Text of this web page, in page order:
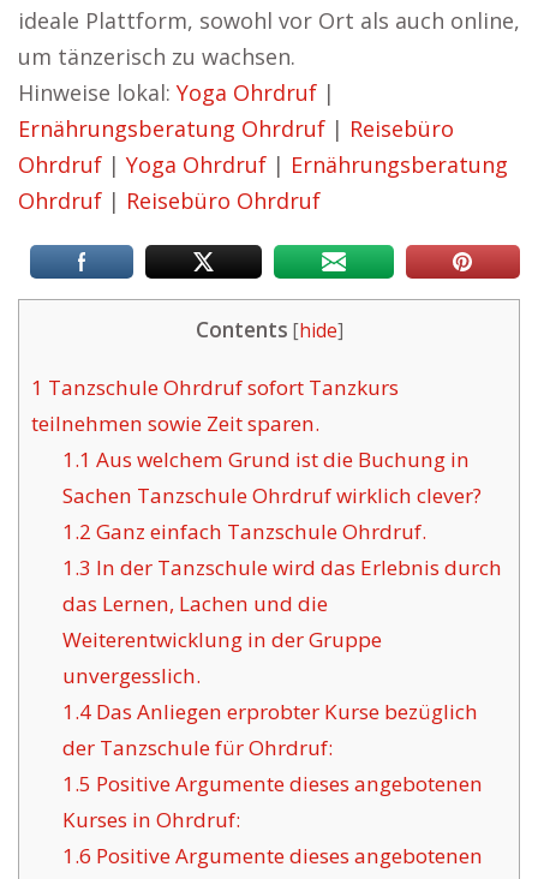
ideale Plattform, sowohl vor Ort als auch online,
um tänzerisch zu wachsen.
Hinweise lokal: Yoga Ohrdruf |
Ernährungsberatung Ohrdruf | Reisebüro
Ohrdruf | Yoga Ohrdruf | Ernährungsberatung
Ohrdruf | Reisebüro Ohrdruf
Contents [hide]
1 Tanzschule Ohrdruf sofort Tanzkurs
teilnehmen sowie Zeit sparen.
1.1 Aus welchem Grund ist die Buchung in
Sachen Tanzschule Ohrdruf wirklich clever?
1.2 Ganz einfach Tanzschule Ohrdruf.
1.3 In der Tanzschule wird das Erlebnis durch
das Lernen, Lachen und die
Weiterentwicklung in der Gruppe
unvergesslich.
1.4Das Anliegen erprobter Kurse bezüglich
der Tanzschule für Ohrdruf:
1.5 Positive Argumente dieses angebotenen
Kurses in Ohrdruf:
1.6 Positive Argumente dieses angebotenen